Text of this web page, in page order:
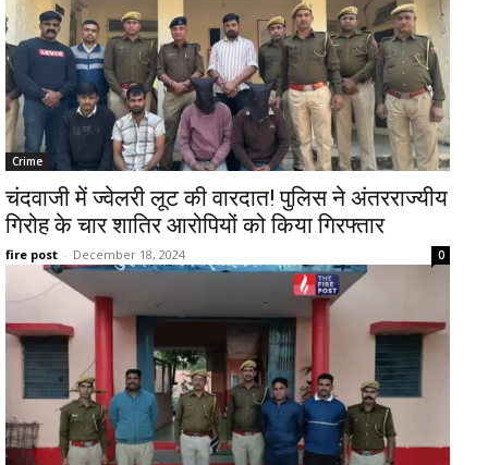
Crime
चंदवाजी में ज्वेलरी लूट की वारदात! पुलिस ने अंतरराज्यीय
गिरोह के चार शातिर आरोपियों को किया गिरफ्तार
fire post - December 18, 2024 0